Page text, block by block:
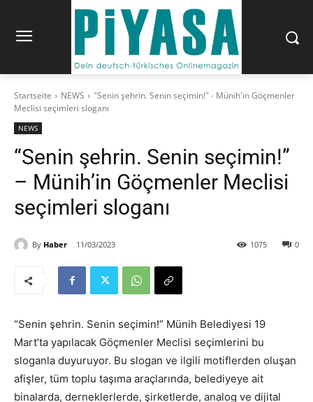
Startseite NEWS
"Senin şehrin. Senin seçimin!" - Münih'in Göçmenler
Meclisi seçimleri sloganı
NEWS
“Senin şehrin. Senin seçimin!”
– Münih’in Göçmenler Meclisi
seçimleri sloganı
By Haber 11/03/2023 0
1075
“Senin şehrin. Senin seçimin!” Münih Belediyesi 19
Mart’ta yapılacak Göçmenler Meclisi seçimlerini bu
sloganla duyuruyor. Bu slogan ve ilgili motiflerden oluşan
afişler, tüm toplu taşıma araçlarında, belediyeye ait
binalarda, derneklerlerde, şirketlerde, analog ve dijital